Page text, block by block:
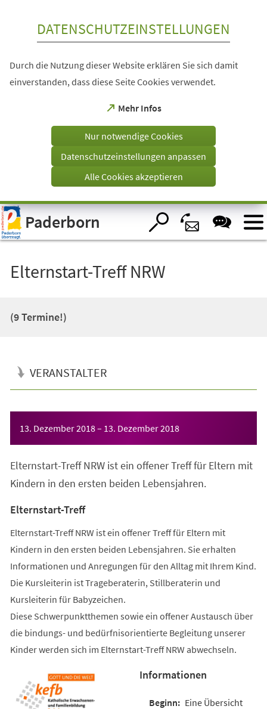
Visuelle
Assistenzsoftware
öffnen.
DATENSCHUTZEINSTELLUNGEN
Durch die Nutzung dieser Website erklären Sie sich damit
einverstanden, dass diese Seite Cookies verwendet.
Mehr Infos
(Öffnet
einem
Tab)
Nur notwendige Cookies
Datenschutzeinstellungen anpassen
Alle Cookies akzeptieren
Paderborn
Elternstart-Treff NRW
(9 Termine!)
VERANSTALTER
13. Dezember 2018– 13. Dezember 2018
Elternstart-Treff NRW ist ein offener Treff für Eltern mit
Kindern in den ersten beiden Lebensjahren.
Elternstart-Treff
Elternstart-Treff NRW ist ein offener Treff für Eltern mit
Kindern in den ersten beiden Lebensjahren. Sie erhalten
Informationen und Anregungen für den Alltag mit Ihrem Kind.
Die Kursleiterin ist Trageberaterin, Stillberaterin und
Kursleiterin für Babyzeichen.
Diese Schwerpunktthemen sowie ein offener Austausch über
die bindungs- und bedürfnisorientierte Begleitung unserer
Kinder werden sich im Elternstart-Treff NRW abwechseln.
Informationen
Eine Übersicht